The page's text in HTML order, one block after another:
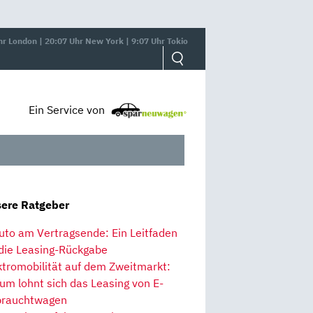
London | 20:07 Uhr New York | 9:07 Uhr Tokio
Ein Service von
Ratgeber
am Vertragsende: Ein Leitfaden
Leasing-Rückgabe
auf dem Zweitmarkt:
lohnt sich das Leasing von E-